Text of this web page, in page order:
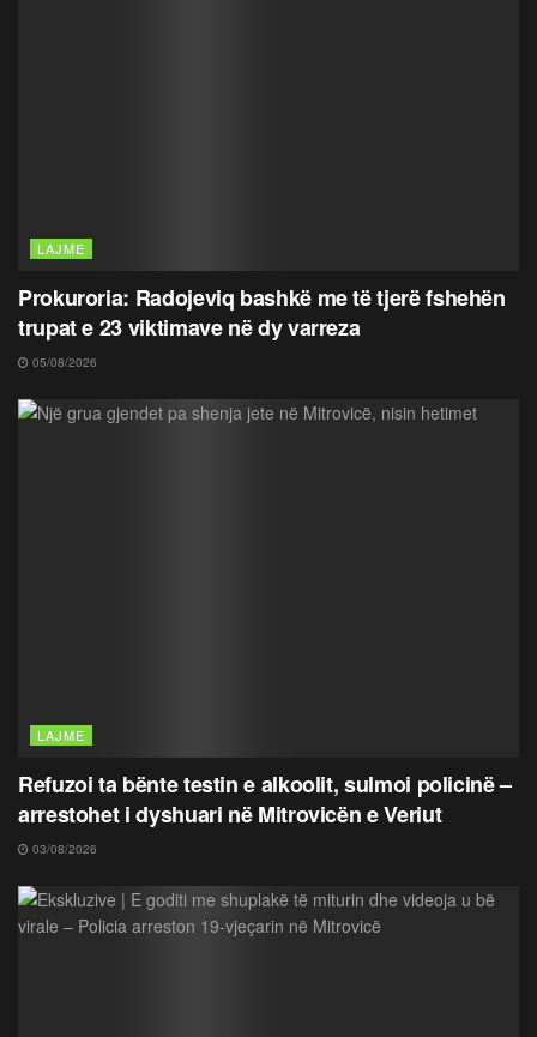
LAJME
Prokuroria: Radojeviq bashkë me të tjerë fshehën
trupat e 23 viktimave në dy varreza
05/08/2026
LAJME
Refuzoi ta bënte testin e alkoolit, sulmoi policinë –
arrestohet i dyshuari në Mitrovicën e Veriut
03/08/2026